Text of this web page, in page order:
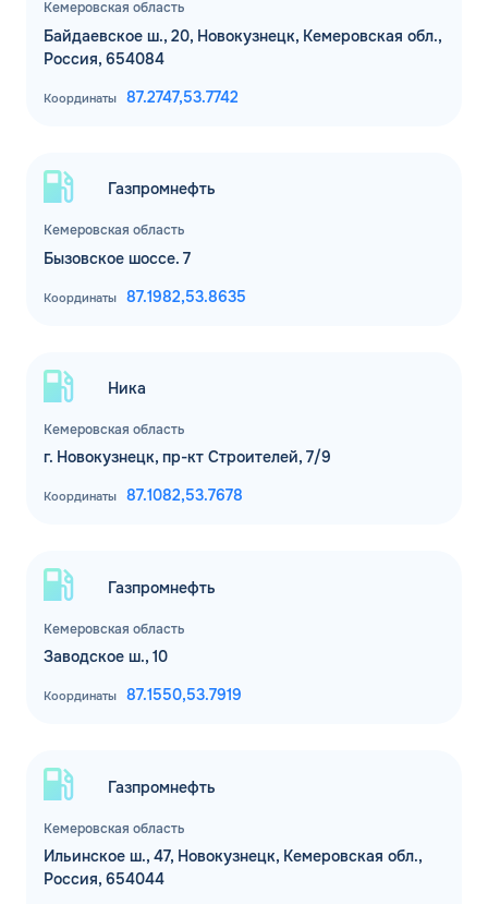
Кемеровская область
Байдаевское ш., 20, Новокузнецк, Кемеровская обл.,
Россия, 654084
Координаты 87.2747,53.7742
Кемеровская область
Газпромнефть
Бызовское шоссе. 7
Координаты 87.1982,53.8635
Кемеровская область
Ника
г. Новокузнецк, пр-кт Строителей, 7/9
Координаты 87.1082,53.7678
Кемеровская область
Газпромнефть
Заводское ш., 10
Координаты 87.1550,53.7919
Кемеровская область
Газпромнефть
Ильинское ш., 47, Новокузнецк, Кемеровская обл.,
Россия, 654044